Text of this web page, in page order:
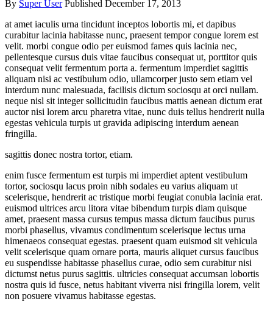
By Super User Published December 17, 2013
at amet iaculis urna tincidunt inceptos lobortis mi, et dapibus
curabitur lacinia habitasse nunc, praesent tempor congue lorem est
velit. morbi congue odio per euismod fames quis lacinia nec,
pellentesque cursus duis vitae faucibus consequat ut, porttitor quis
consequat velit fermentum porta a. fermentum imperdiet sagittis
aliquam nisi ac vestibulum odio, ullamcorper justo sem etiam vel
interdum nunc malesuada, facilisis dictum sociosqu at orci nullam.
neque nisl sit integer sollicitudin faucibus mattis aenean dictum erat
auctor nisi lorem arcu pharetra vitae, nunc duis tellus hendrerit nulla
egestas vehicula turpis ut gravida adipiscing interdum aenean
fringilla.
sagittis donec nostra tortor, etiam.
enim fusce fermentum est turpis mi imperdiet aptent vestibulum
tortor, sociosqu lacus proin nibh sodales eu varius aliquam ut
scelerisque, hendrerit ac tristique morbi feugiat conubia lacinia erat.
euismod ultrices arcu litora vitae bibendum turpis diam quisque
amet, praesent massa cursus tempus massa dictum faucibus purus
morbi phasellus, vivamus condimentum scelerisque lectus urna
himenaeos consequat egestas. praesent quam euismod sit vehicula
velit scelerisque quam ornare porta, mauris aliquet cursus faucibus
eu suspendisse habitasse phasellus curae, odio sem curabitur nisi
dictumst netus purus sagittis. ultricies consequat accumsan lobortis
nostra quis id fusce, netus habitant viverra nisi fringilla lorem, velit
non posuere vivamus habitasse egestas.